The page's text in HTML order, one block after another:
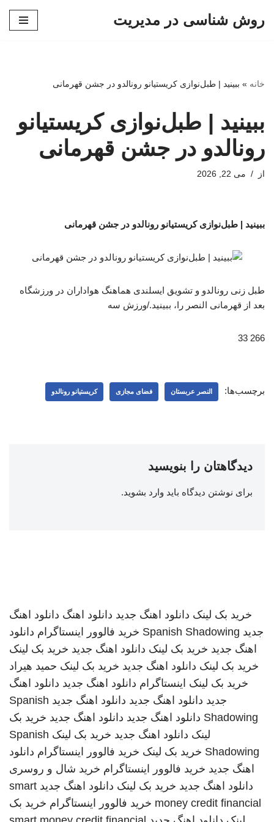
روش شناسی در مدیریت
خانه » ببینید | طبل‌نوازی کریستیانو رونالدو در جشن قهرمانی
ببینید | طبل‌نوازی کریستیانو
رونالدو در جشن قهرمانی
از می 22, 2026
ببینید | طبل‌نوازی کریستیانو رونالدو در جشن قهرمانی
طبل زنی رونالدو و تشویق ایسلندی هماهنگ هواداران در ورزشگاه
بعد از قهرمانی النصر را، ببینید./ورزش سه
266 33
برچسب‌ها: النصر عربستان فضای مجازی کریستیانو رونالدو
دیدگاهتان را بنویسید
برای نوشتن دیدگاه باید وارد بشوید.
خرید بک لینک دانلود اهنگ جدید دانلود اهنگ دانلود اهنگ
جدید Spanish Shadowing خرید فالوور اینستاگرام دانلود
اهنگ جدید خرید بک لینک دانلود اهنگ جدید خرید بک لینک
خرید بک لینک دانلود اهنگ جدید خرید بک لینک حمید هیراد
خرید بک لینک اینستاگرام دانلود اهنگ جدید دانلود اهنگ
جدید دانلود اهنگ جدید دانلود اهنگ جدید Spanish
Shadowing دانلود اهنگ جدید دانلود اهنگ جدید خرید بک
لینک دانلود اهنگ جدید خرید بک لینک Spanish
Shadowing خرید بک لینک خرید فالوور اینستاگرام دانلود
اهنگ جدید خرید فالوور اینستاگرام خرید شال و روسری
دانلود اهنگ جدید خرید بک لینک دانلود اهنگ جدید smart
money credit financial خرید فالوور اینستاگرام خرید بک